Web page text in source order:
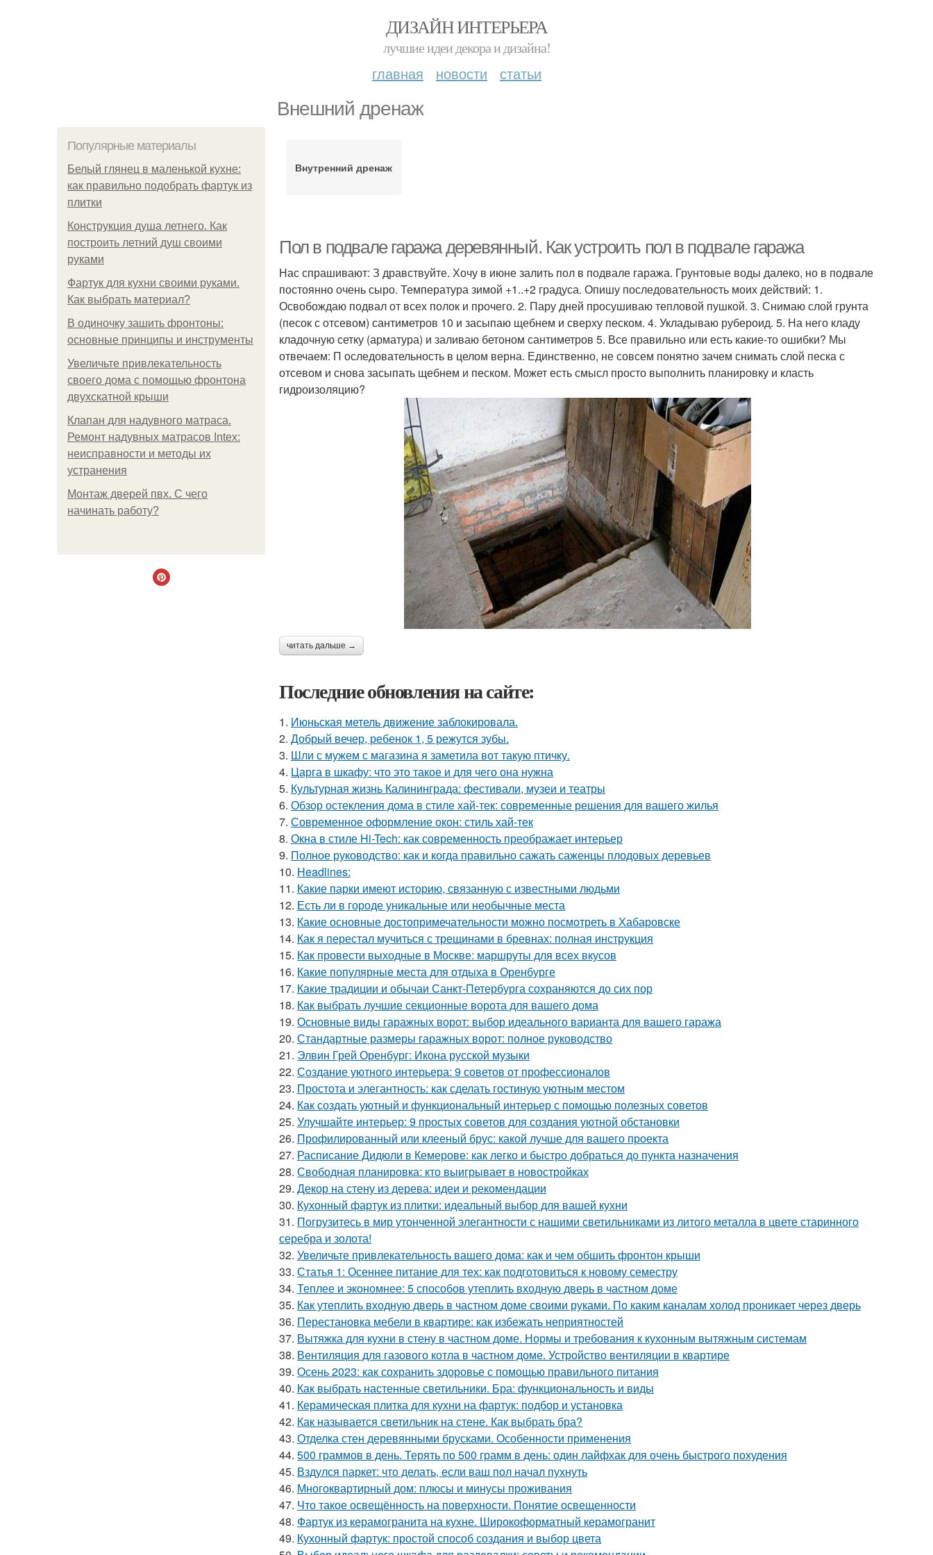
ДИЗАЙН ИНТЕРЬЕРА
лучшие идеи декора и дизайна!
главная новости статьи
Внешний дренаж
Популярные материалы
Белый глянец в маленькой кухне:
как правильно подобрать фартук из
плитки
Конструкция душа летнего. Как
построить летний душ своими
руками
Фартук для кухни своими руками.
Как выбрать материал?
В одиночку зашить фронтоны:
основные принципы и инструменты
Увеличьте привлекательность
своего дома с помощью фронтона
двухскатной крыши
Клапан для надувного матраса.
Ремонт надувных матрасов Intex:
неисправности и методы их
устранения
Монтаж дверей пвх. С чего
начинать работу?
Внутренний дренаж
Пол в подвале гаража деревянный. Как устроить пол в подвале гаража
Нас спрашивают: З дравствуйте. Хочу в июне залить пол в подвале гаража. Грунтовые воды далеко, но в подвале
постоянно очень сыро. Температура зимой +1..+2 градуса. Опишу последовательность моих действий: 1.
Освобождаю подвал от всех полок и прочего. 2. Пару дней просушиваю тепловой пушкой. 3. Снимаю слой грунта
(песок с отсевом) сантиметров 10 и засыпаю щебнем и сверху песком. 4. Укладываю рубероид. 5. На него кладу
кладочную сетку (арматура) и заливаю бетоном сантиметров 5. Все правильно или есть какие-то ошибки? Мы
отвечаем: П оследовательность в целом верна. Единственно, не совсем понятно зачем снимать слой песка с
отсевом и снова засыпать щебнем и песком. Может есть смысл просто выполнить планировку и класть
гидроизоляцию?
читать дальше →
Последние обновления на сайте:
1. Июньская метель движение заблокировала.
2. Добрый вечер, ребенок 1, 5 режутся зубы.
3. Шли с мужем с магазина я заметила вот такую птичку.
4. Царга в шкафу: что это такое и для чего она нужна
5. Культурная жизнь Калининграда: фестивали, музеи и театры
6. Обзор остекления дома в стиле хай-тек: современные решения для вашего жилья
7. Современное оформление окон: стиль хай-тек
8. Окна в стиле Hi-Tech: как современность преображает интерьер
9. Полное руководство: как и когда правильно сажать саженцы плодовых деревьев
10. Headlines:
11. Какие парки имеют историю, связанную с известными людьми
12. Есть ли в городе уникальные или необычные места
13. Какие основные достопримечательности можно посмотреть в Хабаровске
14. Как я перестал мучиться с трещинами в бревнах: полная инструкция
15. Как провести выходные в Москве: маршруты для всех вкусов
16. Какие популярные места для отдыха в Оренбурге
17. Какие традиции и обычаи Санкт-Петербурга сохраняются до сих пор
18. Как выбрать лучшие секционные ворота для вашего дома
19. Основные виды гаражных ворот: выбор идеального варианта для вашего гаража
20. Стандартные размеры гаражных ворот: полное руководство
21. Элвин Грей Оренбург: Икона русской музыки
22. Создание уютного интерьера: 9 советов от профессионалов
23. Простота и элегантность: как сделать гостиную уютным местом
24. Как создать уютный и функциональный интерьер с помощью полезных советов
25. Улучшайте интерьер: 9 простых советов для создания уютной обстановки
26. Профилированный или клееный брус: какой лучше для вашего проекта
27. Расписание Дидюли в Кемерове: как легко и быстро добраться до пункта назначения
28. Свободная планировка: кто выигрывает в новостройках
29. Декор на стену из дерева: идеи и рекомендации
30. Кухонный фартук из плитки: идеальный выбор для вашей кухни
31. Погрузитесь в мир утонченной элегантности с нашими светильниками из литого металла в цвете старинного
серебра и золота!
32. Увеличьте привлекательность вашего дома: как и чем обшить фронтон крыши
33. Статья 1: Осеннее питание для тех: как подготовиться к новому семестру
34. Теплее и экономнее: 5 способов утеплить входную дверь в частном доме
35. Как утеплить входную дверь в частном доме своими руками. По каким каналам холод проникает через дверь
36. Перестановка мебели в квартире: как избежать неприятностей
37. Вытяжка для кухни в стену в частном доме. Нормы и требования к кухонным вытяжным системам
38. Вентиляция для газового котла в частном доме. Устройство вентиляции в квартире
39. Осень 2023: как сохранить здоровье с помощью правильного питания
40. Как выбрать настенные светильники. Бра: функциональность и виды
41. Керамическая плитка для кухни на фартук: подбор и установка
42. Как называется светильник на стене. Как выбрать бра?
43. Отделка стен деревянными брусками. Особенности применения
44. 500 граммов в день. Терять по 500 грамм в день: один лайфхак для очень быстрого похудения
45. Вздулся паркет: что делать, если ваш пол начал пухнуть
46. Многоквартирный дом: плюсы и минусы проживания
47. Что такое освещённость на поверхности. Понятие освещенности
48. Фартук из керамогранита на кухне. Широкоформатный керамогранит
49. Кухонный фартук: простой способ создания и выбор цвета